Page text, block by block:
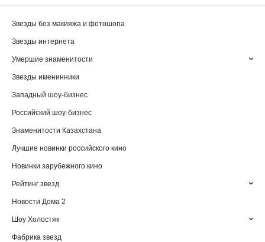
Звезды без макияжа и фотошопа
Звезды интернета
Умершие знаменитости
Звезды именинники
Западный шоу-бизнес
Российский шоу-бизнес
Знаменитости Казахстана
Лучшие новинки российского кино
Новинки зарубежного кино
Рейтинг звезд
Новости Дома 2
Шоу Холостяк
Фабрика звезд